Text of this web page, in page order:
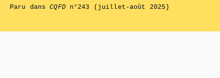
Paru dansCQFDn°243 (juillet-août 2025)